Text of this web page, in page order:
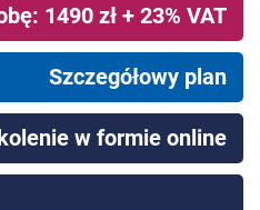
1490 zł + 23% VAT
Szczegółowy plan
w formie online